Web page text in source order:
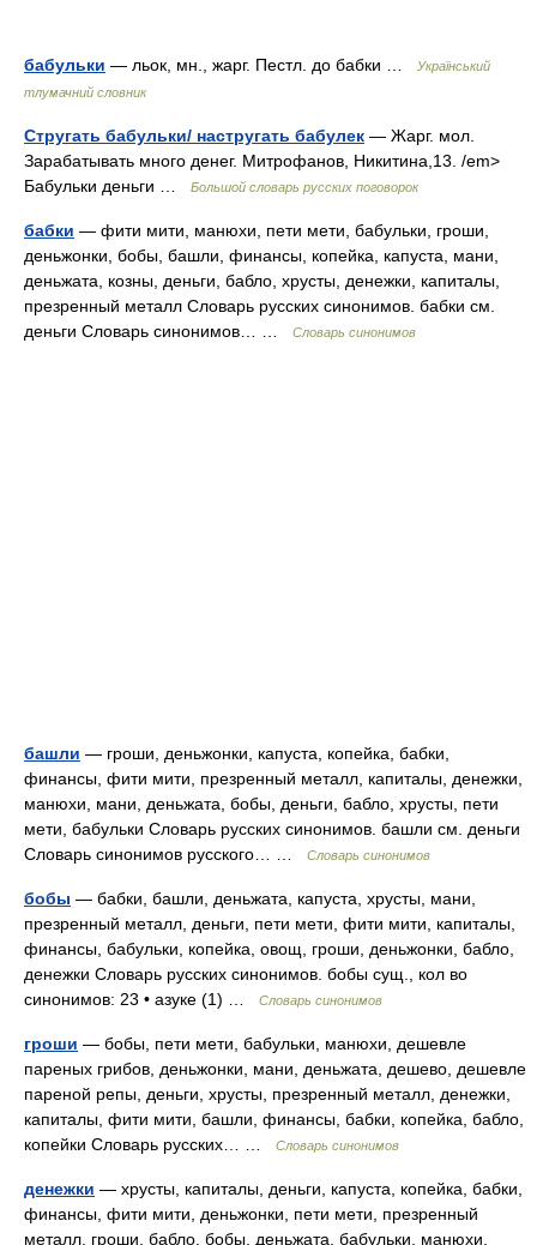
бабульки — льок, мн., жарг. Пестл. до бабки …
Український
тлумачний словник
Стругать бабульки/ настругать бабулек — Жарг. мол.
Зарабатывать много денег. Митрофанов, Никитина,13. /em>
Бабульки деньги …
Большой словарь русских поговорок
бабки — фити мити, манюхи, пети мети, бабульки, гроши,
деньжонки, бобы, башли, финансы, копейка, капуста, мани,
деньжата, козны, деньги, бабло, хрусты, денежки, капиталы,
презренный металл Словарь русских синонимов. бабки см.
деньги Словарь синонимов… …
Словарь синонимов
башли — гроши, деньжонки, капуста, копейка, бабки,
финансы, фити мити, презренный металл, капиталы, денежки,
манюхи, мани, деньжата, бобы, деньги, бабло, хрусты, пети
мети, бабульки Словарь русских синонимов. башли см. деньги
Словарь синонимов русского… …
Словарь синонимов
бобы — бабки, башли, деньжата, капуста, хрусты, мани,
презренный металл, деньги, пети мети, фити мити, капиталы,
финансы, бабульки, копейка, овощ, гроши, деньжонки, бабло,
денежки Словарь русских синонимов. бобы сущ., кол во
синонимов: 23 • азуке (1) …
Словарь синонимов
гроши — бобы, пети мети, бабульки, манюхи, дешевле
пареных грибов, деньжонки, мани, деньжата, дешево, дешевле
пареной репы, деньги, хрусты, презренный металл, денежки,
капиталы, фити мити, башли, финансы, бабки, копейка, бабло,
копейки Словарь русских… …
Словарь синонимов
денежки — хрусты, капиталы, деньги, капуста, копейка, бабки,
финансы, фити мити, деньжонки, пети мети, презренный
металл, гроши, бабло, бобы, деньжата, бабульки, манюхи,